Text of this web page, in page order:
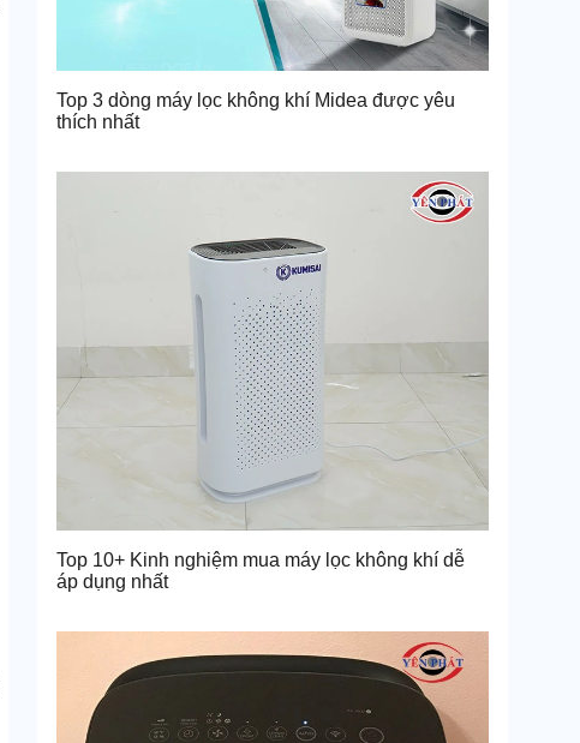
Top 3 dòng máy lọc không khí Midea được yêu
thích nhất
Top 10+ Kinh nghiệm mua máy lọc không khí dễ
áp dụng nhất